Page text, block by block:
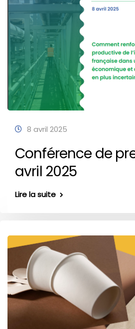
8 avril 2025
Conférence de
avril 2025
Lire la suite